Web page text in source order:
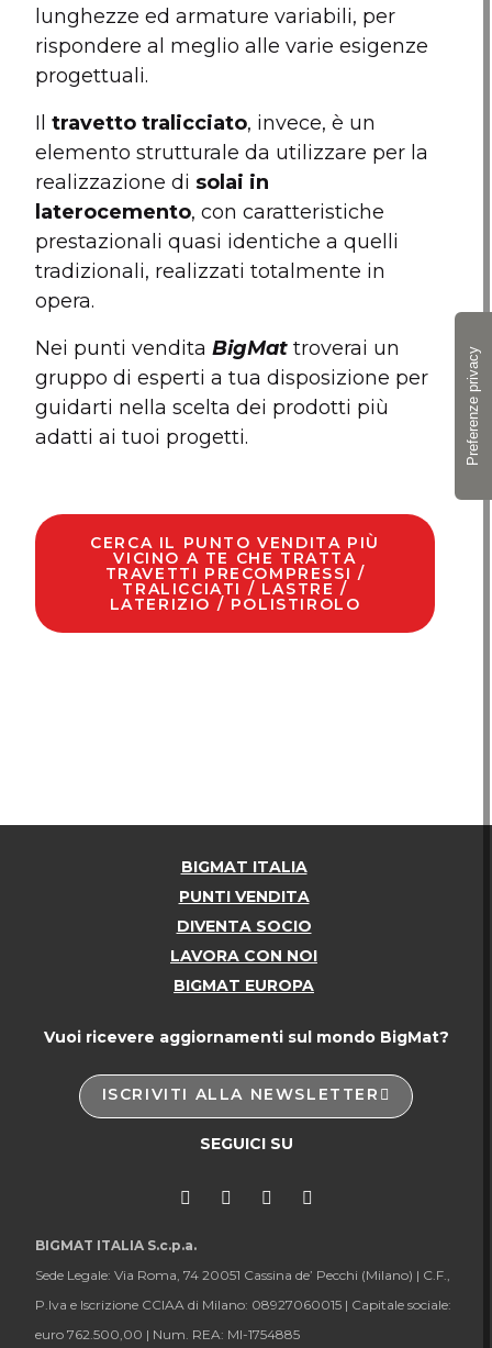
lunghezze ed armature variabili, per
rispondere al meglio alle varie esigenze
progettuali.
Iltravetto tralicciato, invece, è un
elemento strutturale da utilizzare per la
realizzazione di solai in
laterocemento, con caratteristiche
prestazionali quasi identiche a quelli
tradizionali, realizzati totalmente in
opera.
Nei punti venditaBigMat troverai un
gruppo di esperti a tua disposizione per
guidarti nella scelta dei prodotti più
adatti ai tuoi progetti.
CERCA IL PUNTO VENDITA PIÙ
VICINO A TE CHE TRATTA
TRAVETTI PRECOMPRESSI /
TRALICCIATI / LASTRE /
LATERIZIO / POLISTIROLO
BIGMAT ITALIA
PUNTI VENDITA
DIVENTA SOCIO
LAVORA CON NOI
BIGMAT EUROPA
Vuoi ricevere aggiornamenti sul mondo BigMat?
ISCRIVITI ALLA NEWSLETTER
SEGUICI SU
BIGMAT ITALIA S.c.p.a.
Sede Legale: Via Roma, 74 20051 Cassina de’ Pecchi (Milano) | C.F.,
P.Iva e Iscrizione CCIAA di Milano: 08927060015 | Capitale sociale:
euro 762.500,00 | Num. REA: MI-1754885